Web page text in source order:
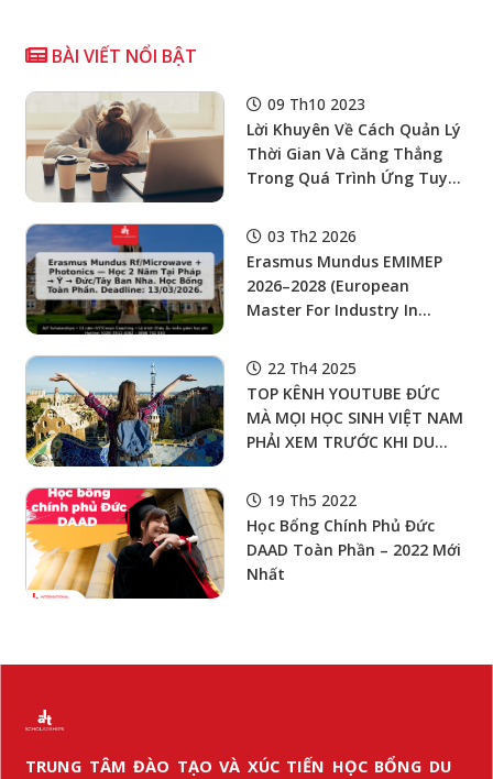
BÀI VIẾT NỔI BẬT
09 Th10 2023
Lời Khuyên Về Cách Quản Lý
Thời Gian Và Căng Thẳng
Trong Quá Trình Ứng Tuyển
03 Th2 2026
Erasmus Mundus EMIMEP
2026–2028 (European
Master For Industry In
Photonics): Học Bổng
€1,400/Tháng, Miễn Học Phí
—Học Tại Pháp → Ý → (Đức
Hoặc Tây Ban Nha)
22 Th4 2025
TOP KÊNH YOUTUBE ĐỨC
MÀ MỌI HỌC SINH VIỆT NAM
PHẢI XEM TRƯỚC KHI DU
19 Th5 2022
Học Bổng Chính Phủ Đức
DAAD Toàn Phần – 2022 Mới
Nhất
TRUNG TÂM ĐÀO TẠO VÀ XÚC TIẾN HỌC BỔNG DU